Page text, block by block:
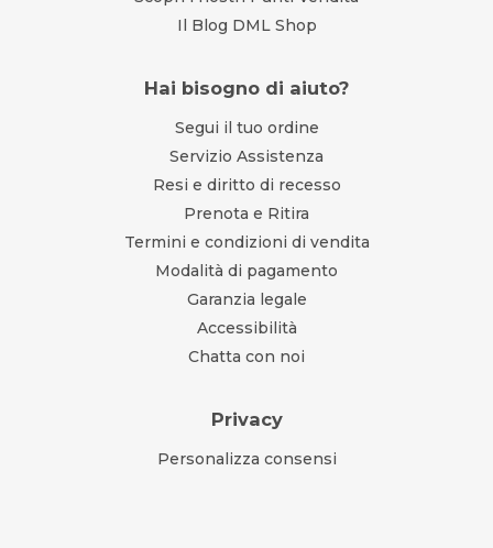
Il Blog DML Shop
Hai bisogno di aiuto?
Segui il tuo ordine
Servizio Assistenza
Resi e diritto di recesso
Prenota e Ritira
Termini e condizioni di vendita
Modalità di pagamento
Garanzia legale
Accessibilità
Chatta con noi
Privacy
Personalizza consensi